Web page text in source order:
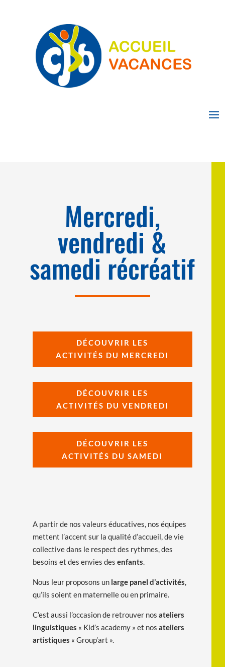
Mercredi,
vendredi &
samedi récréatif
DÉCOUVRIR LES
ACTIVITÉS DU MERCREDI
DÉCOUVRIR LES
ACTIVITÉS DU VENDREDI
DÉCOUVRIR LES
ACTIVITÉS DU SAMEDI
A partir de nos valeurs éducatives, nos équipes
mettent l’accent sur la qualité d’accueil, de vie
collective dans le respect des rythmes, des
besoins et des envies des enfants.
Nous leur proposons un large panel d’activités,
qu’ils soient en maternelle ou en primaire.
C’est aussi l’occasion de retrouver nos ateliers
linguistiques « Kid’s academy » et nos ateliers
artistiques « Group’art ».